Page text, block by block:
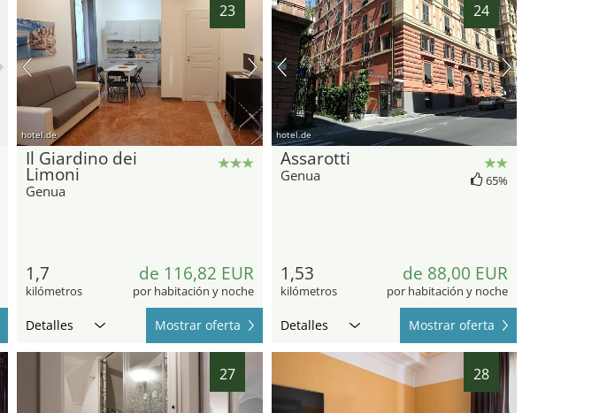
23
hotel.de
Il Giardino dei
Limoni
Genua
1,7
kilómetros
de 116,82 EUR
por habitación y noche
Detalles Mostrar oferta
24
hotel.de
Assarotti
Genua 65%
1,53
kilómetros
de 88,00 EUR
por habitación y noche
Detalles Mostrar oferta
27 28